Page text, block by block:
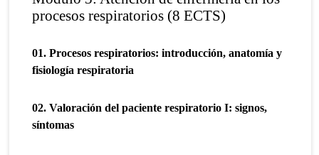
procesos respiratorios (8 ECTS)
01. Procesos respiratorios: introducción, anatomía y
fisiología respiratoria
02. Valoración del paciente respiratorio I: signos,
síntomas